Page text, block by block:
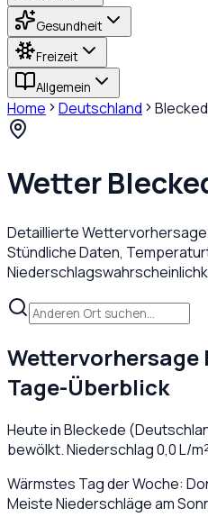
Gesundheit
Freizeit
Allgemein
Home Deutschland
Wetter
Detaillierte
Stündliche Daten,
Wettervorhersage
Tage-Überblick
Heute inBleckede (
bewölkt. Niederschlag0,0L/
Wärmstes Tag der Woche:
Meiste Niederschläge am